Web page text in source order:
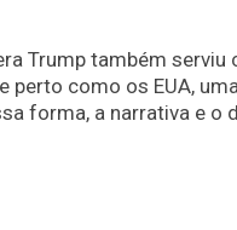
Trump também
como os EUA,
forma, a narrativa e